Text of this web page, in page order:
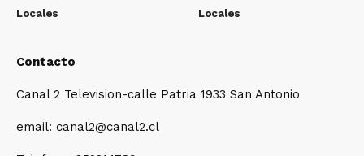
Locales
Locales
Contacto
Canal 2 Television-calle Patria 1933 San Antonio
email: canal2@canal2.cl